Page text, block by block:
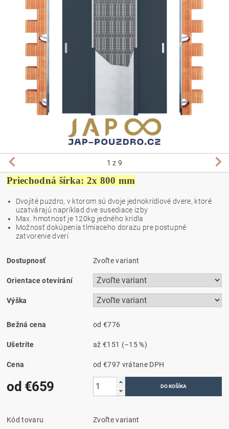
1 z 9
Priechodná šírka: 2x 800 mm
Dvojité puzdro, v ktorom sú dvoje jednokrídlové dvere, ktoré
uzatvárajú napríklad dve susediace izby
Max. hmotnosť je 120kg jedného krídla
Možnosť dokúpenia tlmiaceho dorazu pre postupné
zatvorenie dverí
Dostupnosť Zvoľte variant
Orientace otevírání
Výška
Bežná cena od €776
Ušetríte až€151 (–15 %)
Cena od €797 vrátane DPH
od €659
Kód tovaru Zvoľte variant